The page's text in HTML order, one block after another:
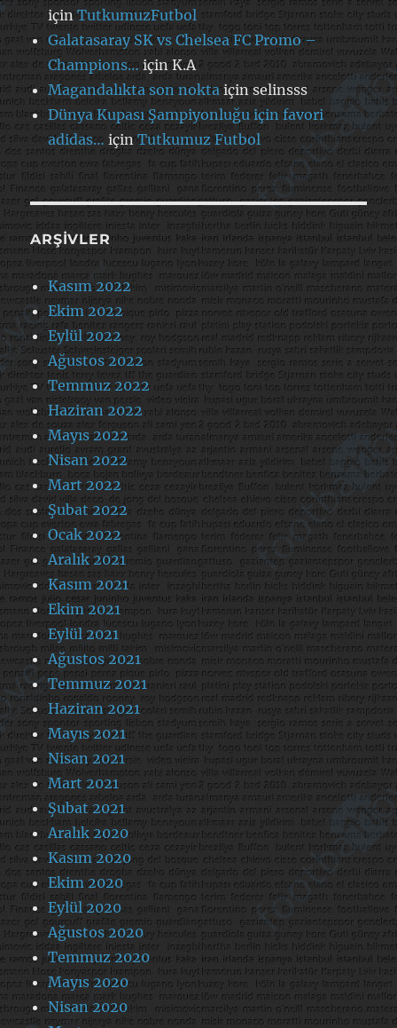
içinTutkumuzFutbol
Galatasaray SK vs Chelsea FC Promo –
Champions… içinK.A
Magandalıkta son noktaiçinselinsss
Dünya Kupası Şampiyonluğu için favori
adidas… içinTutkumuz Futbol
ARŞIVLER
Kasım 2022
Ekim 2022
Eylül 2022
Ağustos 2022
Temmuz 2022
Haziran 2022
Mayıs 2022
Nisan 2022
Mart 2022
Şubat 2022
Ocak 2022
Aralık 2021
Kasım 2021
Ekim 2021
Eylül 2021
Ağustos 2021
Temmuz 2021
Haziran 2021
Mayıs 2021
Nisan 2021
Mart 2021
Şubat 2021
Aralık 2020
Kasım 2020
Ekim 2020
Eylül 2020
Ağustos 2020
Temmuz 2020
Mayıs 2020
Nisan 2020